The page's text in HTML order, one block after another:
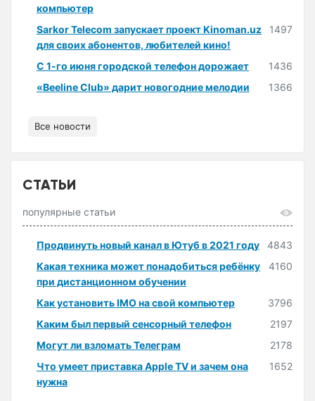
компьютер
Sarkor Telecom запускает проект Kinoman.uz
для своих абонентов, любителей кино!
1497
С 1-го июня городской телефон дорожает
1436
«Beeline Club» дарит новогодние мелодии
1366
Все новости
СТАТЬИ
популярные статьи
Продвинуть новый канал в Ютуб в 2021 году
4843
Какая техника может понадобиться ребёнку
при дистанционном обучении
4160
Как установить IMO на свой компьютер
3796
Каким был первый сенсорный телефон
2197
Могут ли взломать Телеграм
2178
Что умеет приставка Apple TV и зачем она
нужна
1652